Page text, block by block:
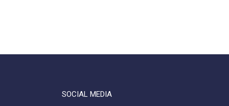
SOCIAL MEDIA